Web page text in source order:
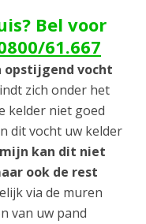
Bel voor
61.667
opstijgend vocht
zich onder het
kelder niet goed
dit vocht uw kelder
kan dit niet
ook de rest
via de muren
van uw pand